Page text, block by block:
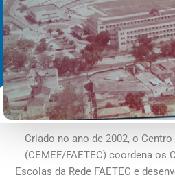
Criado no ano de 2002, o
(CEMEF/FAETEC) coordena os
Escolas da Rede FAETEC e